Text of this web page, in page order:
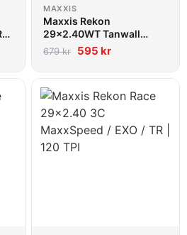
MAXXIS
Maxxis Rekon
29x2.40WT Tanwall
2C/EXO/TR
679kr 595 kr